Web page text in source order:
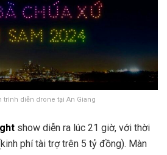
trình diễn drone tại An Giang
show diễn ra lúc 21 giờ, với thời
phí tài trợ trên 5 tỷ đồng). Màn